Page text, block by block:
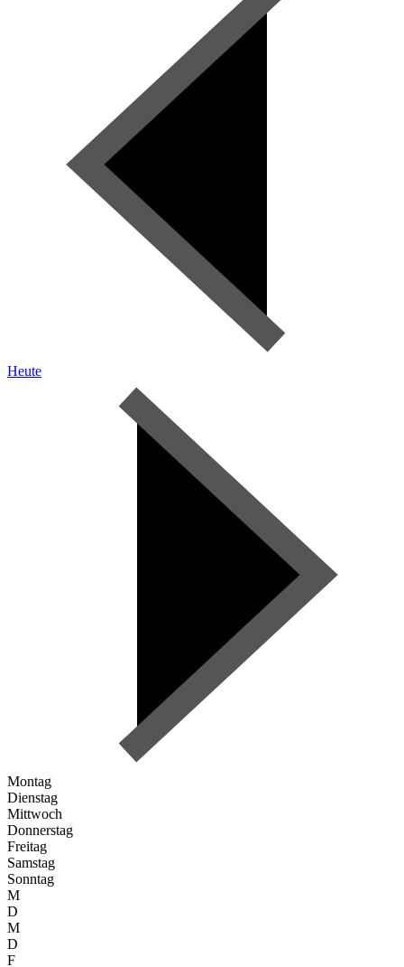
Heute
Montag
Dienstag
Mittwoch
Donnerstag
Freitag
Samstag
Sonntag
M
D
M
D
F